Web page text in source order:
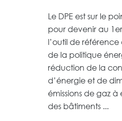
Le DPE est sur le
pour devenir au
l’outil de
de la politique
réduction de la
d’énergie et de
émissions de gaz à
des bâtiments ...